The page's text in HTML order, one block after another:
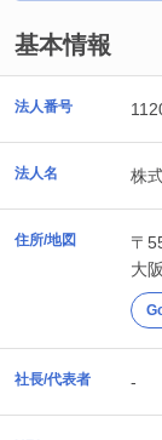
基本情報
法人番号
法人名 株
住所/地図
〒
大
社長/代表者 -